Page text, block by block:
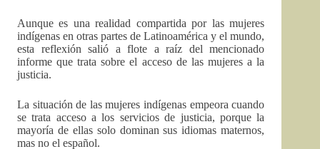
Aunque es una realidad compartida por las mujeres
indígenas en otras partes de Latinoamérica y el mundo,
esta reflexión salió a flote a raíz del mencionado
informe que trata sobre el acceso de las mujeres a la
justicia.
La situación de las mujeres indígenas empeora cuando
se trata acceso a los servicios de justicia, porque la
mayoría de ellas solo dominan sus idiomas maternos,
mas no el español.